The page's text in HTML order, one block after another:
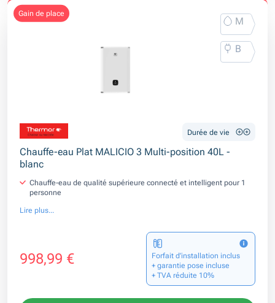
gain de place
M
B
Durée de vie
Chauffe-eau Plat MALICIO 3 Multi-position 40L -
blanc
Chauffe-eau de qualité supérieure connecté et intelligent pour 1
personne
Lire plus...
998,99 €
Forfait d’installation inclus
+ garantie pose incluse
+ TVA réduite 10%